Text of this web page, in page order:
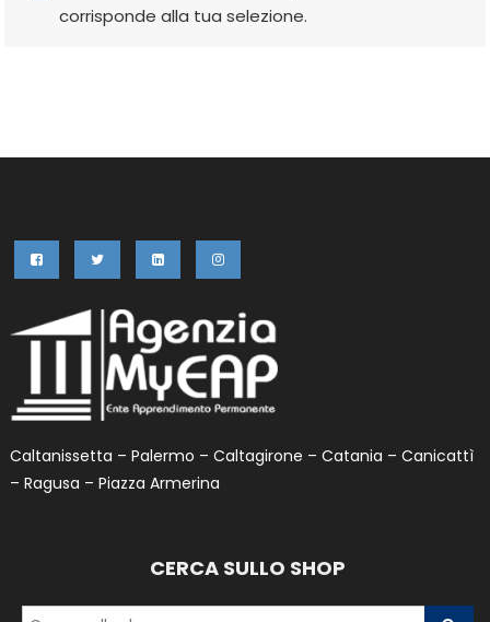
corrisponde alla tua selezione.
Caltanissetta – Palermo – Caltagirone – Catania – Canicattì
– Ragusa – Piazza Armerina
CERCA SULLO SHOP